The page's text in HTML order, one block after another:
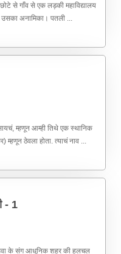
से गाँव से एक लड़की महाविद्यालय
अनामिका। पतली ...
म्हणून आम्ही तिथे एक स्थानिक
म्हणून ठेवला होता. त्याचं नाव ...
- 1
के संग आधुनिक शहर की हलचल